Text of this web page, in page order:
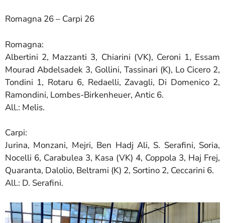
Romagna 26 – Carpi 26
Romagna:
Albertini 2, Mazzanti 3, Chiarini (VK), Ceroni 1, Essam
Mourad Abdelsadek 3, Gollini, Tassinari (K), Lo Cicero 2,
Tondini 1, Rotaru 6, Redaelli, Zavagli, Di Domenico 2,
Ramondini, Lombes-Birkenheuer, Antic 6.
All.: Melis.
Carpi:
Jurina, Monzani, Mejri, Ben Hadj Ali, S. Serafini, Soria,
Nocelli 6, Carabulea 3, Kasa (VK) 4, Coppola 3, Haj Frej,
Quaranta, Dalolio, Beltrami (K) 2, Sortino 2, Ceccarini 6.
All.: D. Serafini.